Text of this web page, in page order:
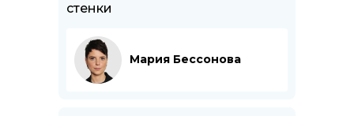
стенки
Мария Бессонова